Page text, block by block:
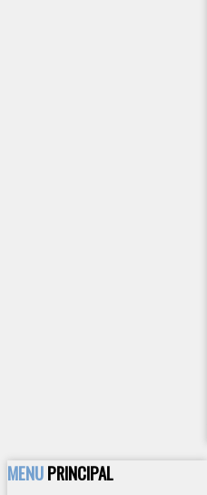
MENUPRINCIPAL